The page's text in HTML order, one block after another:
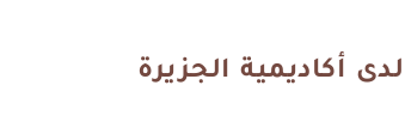
أكاديمية الجزيرة